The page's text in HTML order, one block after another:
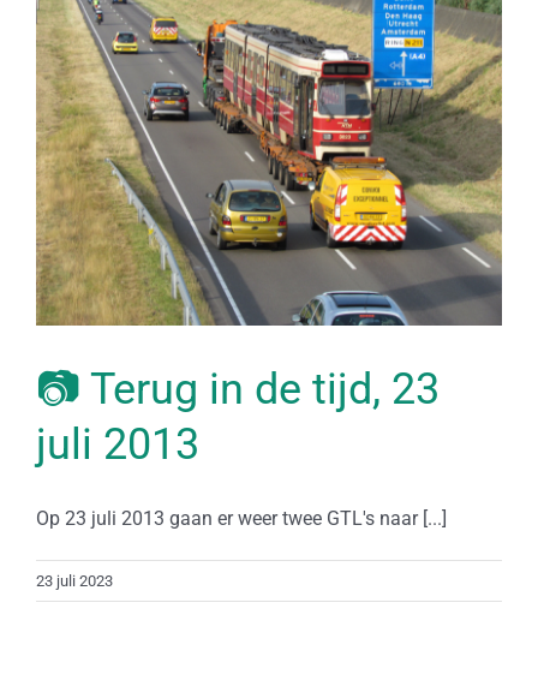
📷 Terug in de tijd, 23
juli 2013
Op 23 juli 2013 gaan er weer twee GTL's naar [...]
23 juli 2023